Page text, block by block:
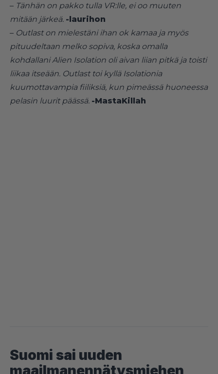
– Tänhän on pakko tulla VR:lle, ei oo muuten
mitään järkeä. -laurihon
– Outlast on mielestäni ihan ok kamaa ja myös
pituudeltaan melko sopiva, koska omalla
kohdallani Alien Isolation oli aivan liian pitkä ja toisti
liikaa itseään. Outlast toi kyllä Isolationia
kuumottavampia fiiliksiä, kun pimeässä huoneessa
pelasin luurit päässä. -MastaKillah
Suomi sai uuden
maailmanennätysmiehen